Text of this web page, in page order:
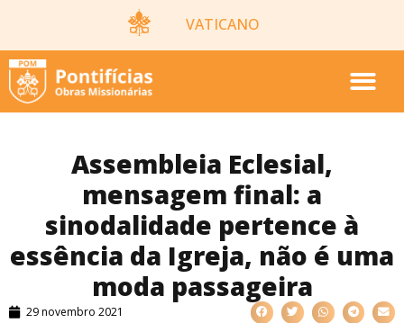
VATICANO
Assembleia Eclesial,
mensagem final: a
sinodalidade pertence à
essência da Igreja, não é uma
moda passageira
29 novembro 2021